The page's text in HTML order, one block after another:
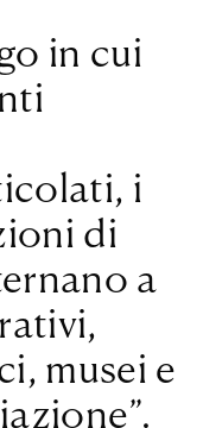
in cui
i
di
a
musei e